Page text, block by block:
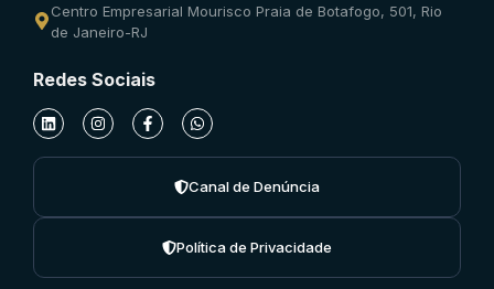
Centro Empresarial Mourisco Praia de Botafogo, 501, Rio
de Janeiro-RJ
Redes Sociais
Canal de Denúncia
Política de Privacidade